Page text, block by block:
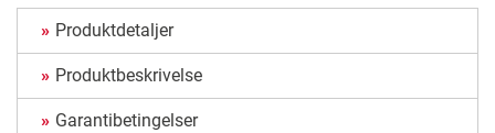
Produktdetaljer
Produktbeskrivelse
Garantibetingelser